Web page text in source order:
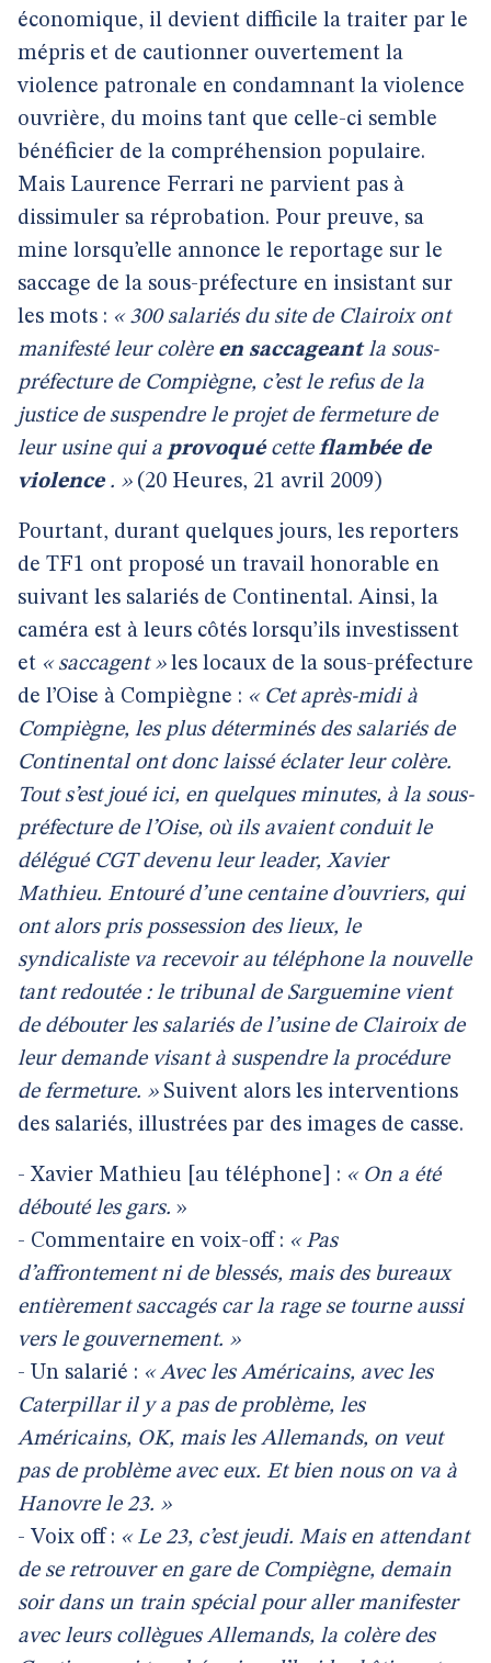
économique, il devient difficile la traiter par le
mépris et de cautionner ouvertement la
violence patronale en condamnant la violence
ouvrière, du moins tant que celle-ci semble
bénéficier de la compréhension populaire.
Mais Laurence Ferrari ne parvient pas à
dissimuler sa réprobation. Pour preuve, sa
mine lorsqu’elle annonce le reportage sur le
saccage de la sous-préfecture en insistant sur
les mots : « 300 salariés du site de Clairoix ont
manifesté leur colère en saccageant la sous-
préfecture de Compiègne, c’est le refus de la
justice de suspendre le projet de fermeture de
leur usine qui a provoqué cette flambée de
violence . »(20 Heures, 21 avril 2009)
Pourtant, durant quelques jours, les reporters
de TF1 ont proposé un travail honorable en
suivant les salariés de Continental. Ainsi, la
caméra est à leurs côtés lorsqu’ils investissent
et « saccagent »les locaux de la sous-préfecture
de l’Oise à Compiègne : « Cet après-midi à
Compiègne, les plus déterminés des salariés de
Continental ont donc laissé éclater leur colère.
Tout s’est joué ici, en quelques minutes, à la sous-
préfecture de l’Oise, où ils avaient conduit le
délégué CGT devenu leur leader, Xavier
Mathieu. Entouré d’une centaine d’ouvriers, qui
ont alors pris possession des lieux, le
syndicaliste va recevoir au téléphone la nouvelle
tant redoutée : le tribunal de Sarguemine vient
de débouter les salariés de l’usine de Clairoix de
leur demande visant à suspendre la procédure
de fermeture. »Suivent alors les interventions
des salariés, illustrées par des images de casse.
- Xavier Mathieu [au téléphone] : « On a été
débouté les gars. »
- Commentaire en voix-off : « Pas
d’affrontement ni de blessés, mais des bureaux
entièrement saccagés car la rage se tourne aussi
vers le gouvernement. »
- Un salarié : « Avec les Américains, avec les
Caterpillar il y a pas de problème, les
Américains, OK, mais les Allemands, on veut
pas de problème avec eux. Et bien nous on va à
Hanovre le 23. »
- Voix off : « Le 23, c’est jeudi. Mais en attendant
de se retrouver en gare de Compiègne, demain
soir dans un train spécial pour aller manifester
avec leurs collègues Allemands, la colère des